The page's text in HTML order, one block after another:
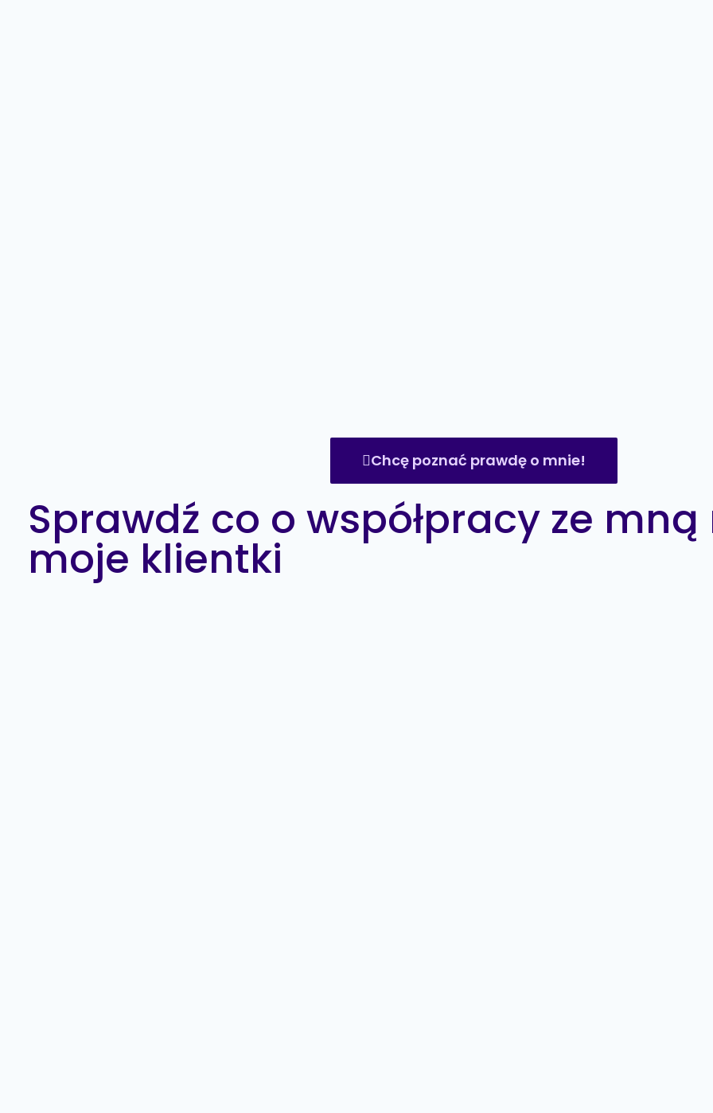
Chcę poznać prawdę o mnie!
Sprawdź co o współpracy ze
moje klientki